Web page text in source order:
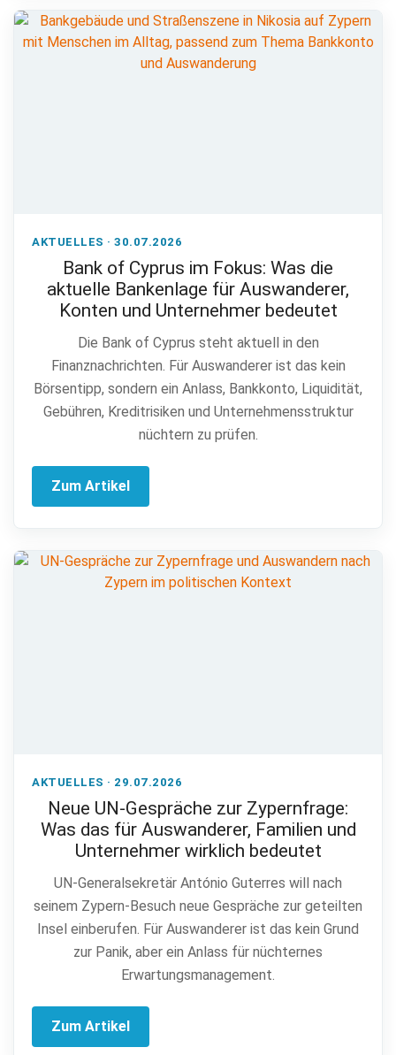
AKTUELLES · 30.07.2026
Bank of Cyprus im Fokus: Was die
aktuelle Bankenlage für Auswanderer,
Konten und Unternehmer bedeutet
Die Bank of Cyprus steht aktuell in den
Finanznachrichten. Für Auswanderer ist das kein
Börsentipp, sondern ein Anlass, Bankkonto, Liquidität,
Gebühren, Kreditrisiken und Unternehmensstruktur
nüchtern zu prüfen.
Zum Artikel
AKTUELLES · 29.07.2026
Neue UN-Gespräche zur Zypernfrage:
Was das für Auswanderer, Familien und
Unternehmer wirklich bedeutet
UN-Generalsekretär António Guterres will nach
seinem Zypern-Besuch neue Gespräche zur geteilten
Insel einberufen. Für Auswanderer ist das kein Grund
zur Panik, aber ein Anlass für nüchternes
Erwartungsmanagement.
Zum Artikel